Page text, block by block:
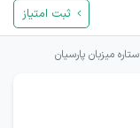
ثبت امتیاز
ستاره میزبان پارسیان